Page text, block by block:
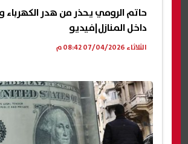
حاتم الرومي يحذر من هدر الكهرباء
داخل المنازل|فيديو
الثلاثاء 07/04/2026 08:42 م